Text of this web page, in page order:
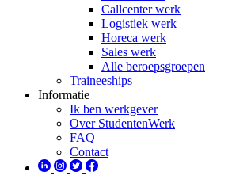
Callcenter werk
Logistiek werk
Horeca werk
Sales werk
Alle beroepsgroepen
Traineeships
Informatie
Ik ben werkgever
Over StudentenWerk
FAQ
Contact